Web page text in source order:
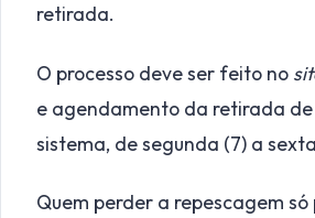
retirada.
O processo deve ser feito no
e agendamento da retirada
sistema, de segunda (7) a
Quem perder a repescagem